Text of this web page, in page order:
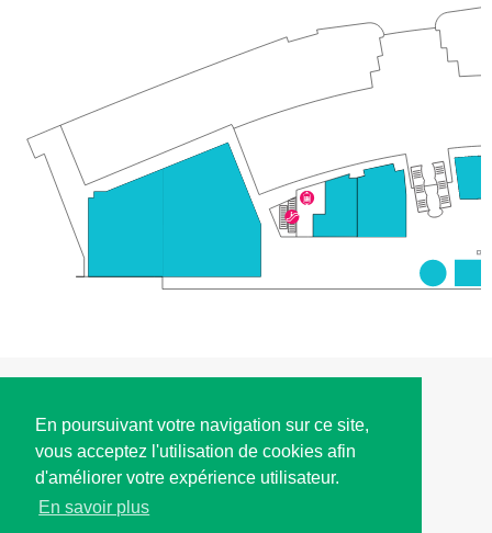
En poursuivant votre navigation sur ce site,
vous acceptez l'utilisation de cookies afin
d'améliorer votre expérience utilisateur.
En savoir plus
ACCÈS
HORAIRES D'OUVERTURE